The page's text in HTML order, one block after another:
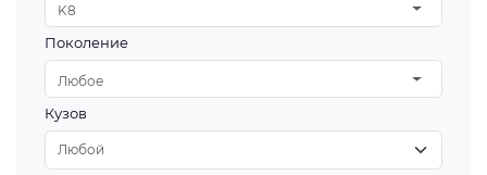
K8
Поколение
Любое
Кузов